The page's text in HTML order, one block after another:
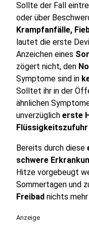
Sollte der Fall
oder über
Krampfanfälle,
lautet die erste
Anzeichen eines
zögert nicht, den
Symptome sind in
Solltet ihr in der
ähnlichen
unverzüglich erste
Flüssigkeitszufuhr
Bereits durch diese
schwere
Hitze vorgebeugt
Sommertagen und
Freibad nichts mehr
Anzeige